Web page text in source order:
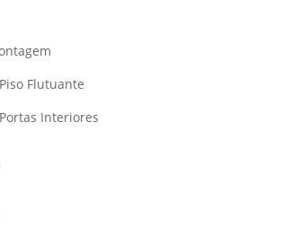
Flutuante
Interiores